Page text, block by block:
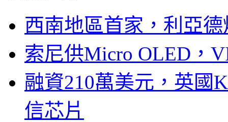
西南地區首家，利亞
索尼供Micro OLED，
融資210萬美元，英國
信芯片